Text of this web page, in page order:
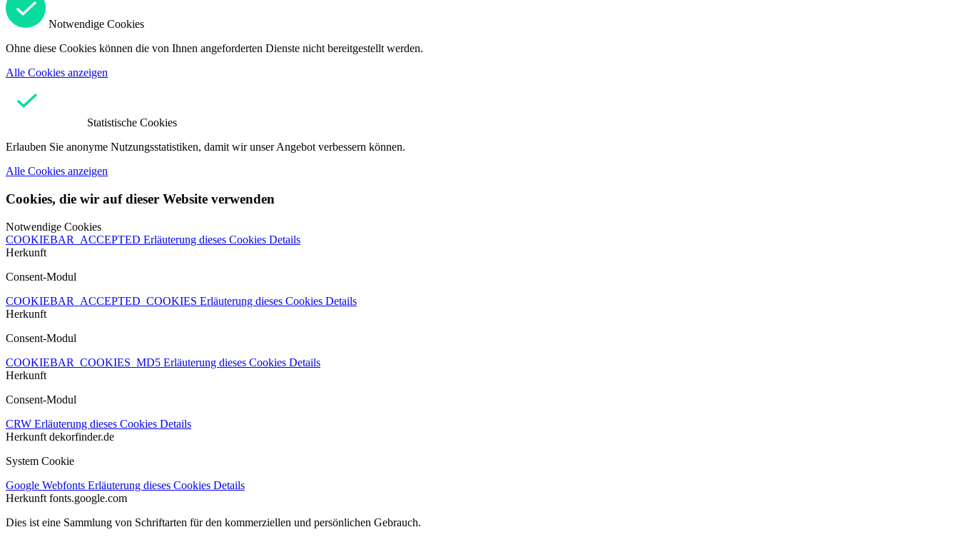
Notwendige Cookies
Ohne diese Cookies können die von Ihnen angeforderten Dienste nicht bereitgestellt werden.
Alle Cookies anzeigen
Statistische Cookies
Erlauben Sie anonyme Nutzungsstatistiken, damit wir unser Angebot verbessern können.
Alle Cookies anzeigen
Cookies, die wir auf dieser Website verwenden
Notwendige Cookies
COOKIEBAR_ACCEPTED Erläuterung dieses Cookies Details
Herkunft
Consent-Modul
COOKIEBAR_ACCEPTED_COOKIES Erläuterung dieses Cookies Details
Herkunft
Consent-Modul
COOKIEBAR_COOKIES_MD5 Erläuterung dieses Cookies Details
Herkunft
Consent-Modul
CRW Erläuterung dieses Cookies Details
Herkunft dekorfinder.de
System Cookie
Google Webfonts Erläuterung dieses Cookies Details
Herkunft fonts.google.com
Dies ist eine Sammlung von Schriftarten für den kommerziellen und persönlichen Gebrauch.